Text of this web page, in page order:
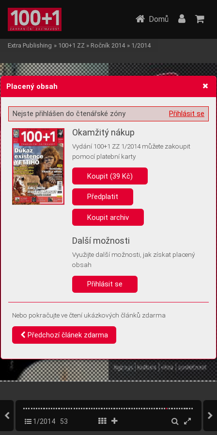
Žádost o souhlas s ukládáním volitelných informací
Pro základní fungování webu nepotřebujeme ukládat žádné informace
(tzv. cookies apod.). Rádi bychom vás ale požádali o souhlas s
uložením volitelných informací:
Anonymní unikátní ID
Díky němu příště poznáme, že se jedná o stejné zařízení, a
Identifikátor je zcela anonymní.
Vaše souhlasy a odmítnutí si ukládáme do vašeho zařízení, abychom se
vás už příště znovu neptali. Můžete je kdykoli později upravit ve Správě
Domů
Extra Publishing » 100+1 ZZ » Ročník 2014 » 1/2014
1/2014 53
Placený obsah
Přihlásit se
Nejste přihlášen do čtenářské zóny
Okamžitý nákup
Vydání 100+1 ZZ 1/2014 můžete zakoupit
pomocí platební karty
Koupit (39 Kč)
Předplatit
Koupit archiv
Další možnosti
Využijte další možnosti, jak získat placený
obsah
Přihlásit se
Nebo pokračujte ve čtení ukázkových článků zdarma
Předchozí článek zdarma